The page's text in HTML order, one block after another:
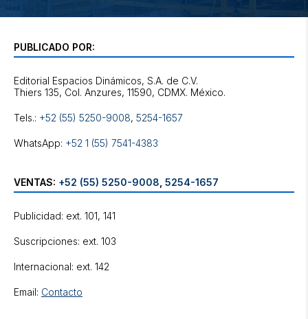
PUBLICADO POR:
Editorial Espacios Dinámicos, S.A. de C.V.
Tels.: +52 (55) 5250-9008, 5254-1657
WhatsApp: +52 1 (55) 7541-4383
VENTAS: +52 (55) 5250-9008 5254-1657
Publicidad: ext. 101, 141
Suscripciones: ext. 103
Internacional: ext. 142
Email: Contacto